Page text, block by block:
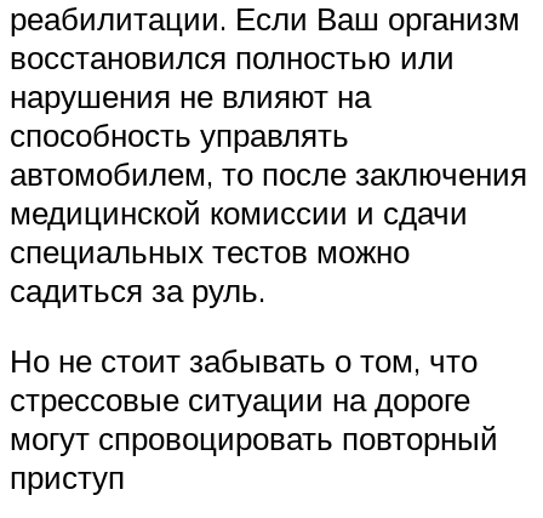
реабилитации. Если Ваш организм
восстановился полностью или
нарушения не влияют на
способность управлять
автомобилем, то после заключения
медицинской комиссии и сдачи
специальных тестов можно
садиться за руль.
Но не стоит забывать о том, что
стрессовые ситуации на дороге
могут спровоцировать повторный
приступ